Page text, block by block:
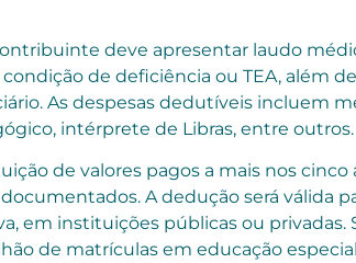
deve apresentar laudo
de deficiência ou TEA, além
As despesas dedutíveis incluem
intérprete de Libras, entre outros.
de valores pagos a mais nos cinco
A dedução será válida
em instituições públicas ou privadas.
de matrículas em educação